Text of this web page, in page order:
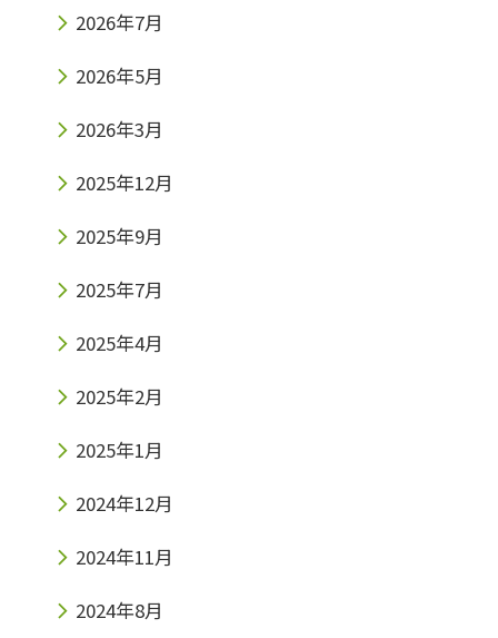
2026年7月
2026年5月
2026年3月
2025年12月
2025年9月
2025年7月
2025年4月
2025年2月
2025年1月
2024年12月
2024年11月
2024年8月